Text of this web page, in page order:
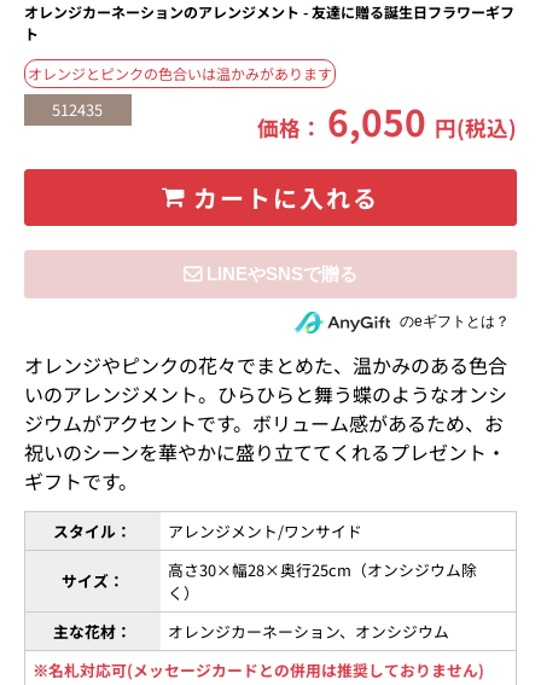
オレンジカーネーションのアレンジメント - 友達に贈る誕生日フラワーギフ
ト
オレンジとピンクの色合いは温かみがあります
512435
価格： 6,050 円(税込)
カートに入れる
住所を知らない相手にeギフトで贈るのeギフトとは？
オレンジやピンクの花々でまとめた、温かみのある色合
いのアレンジメント。ひらひらと舞う蝶のようなオンシ
ジウムがアクセントです。ボリューム感があるため、お
祝いのシーンを華やかに盛り立ててくれるプレゼント・
ギフトです。
スタイル： アレンジメント/ワンサイド
サイズ：
高さ30×幅28×奥行25cm（オンシジウム除
く）
主な花材：
オレンジカーネーション、オンシジウム
※名札対応可(メッセージカードとの併用は推奨しておりません)